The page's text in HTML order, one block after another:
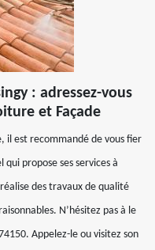
: adressez-vous
et Façade
il est recommandé de vous fier
propose ses services à
des travaux de qualité
N’hésitez pas à le
Appelez-le ou visitez son